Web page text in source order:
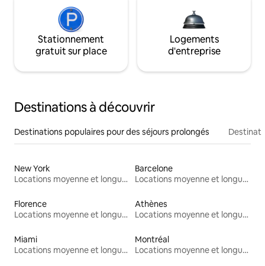
Stationnement
gratuit sur place
Logements
d'entreprise
Destinations à découvrir
Destinations populaires pour des séjours prolongés
New York
Locations moyenne et longue durée
Barcelone
Locations moyenne et longue durée
Florence
Locations moyenne et longue durée
Athènes
Locations moyenne et longue durée
Miami
Locations moyenne et longue durée
Montréal
Locations moyenne et longue durée